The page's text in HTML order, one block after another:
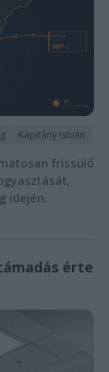
Kapitány István
frissülő
idején.
érte